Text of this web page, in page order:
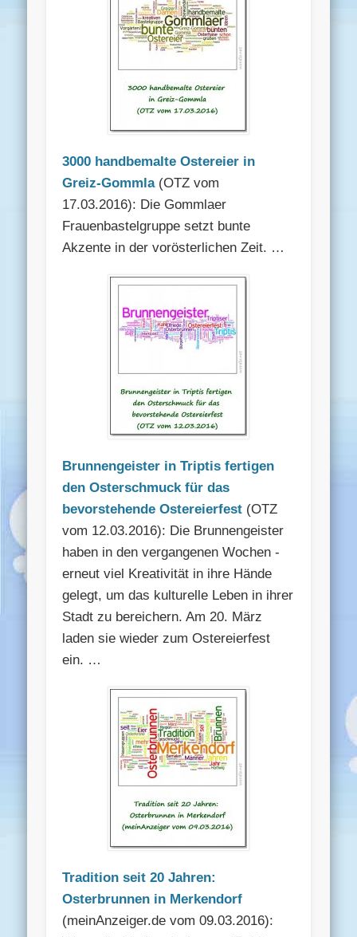
3000 handbemalte Ostereier in
Greiz-Gommla(OTZ vom
17.03.2016): Die Gommlaer
Frauenbastelgruppe setzt bunte
Akzente in der vorösterlichen Zeit. …
Brunnengeister in Triptis fertigen
den Osterschmuck für das
bevorstehende Ostereierfest (OTZ
vom 12.03.2016): Die Brunnengeister
haben in den vergangenen Wochen ­
erneut viel Kreativität in ihre Hände
gelegt, um das kultu­relle Leben in ihrer
Stadt zu bereichern. Am 20. März
laden sie wieder zum Ostereierfest
ein. …
Tradition seit 20 Jahren:
Osterbrunnen in Merkendorf
(meinAnzeiger.de vom 09.03.2016):